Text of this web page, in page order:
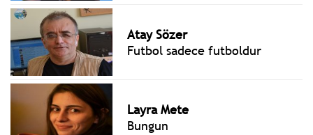
Atay Sözer
Futbol sadece futboldur
Layra Mete
Bungun